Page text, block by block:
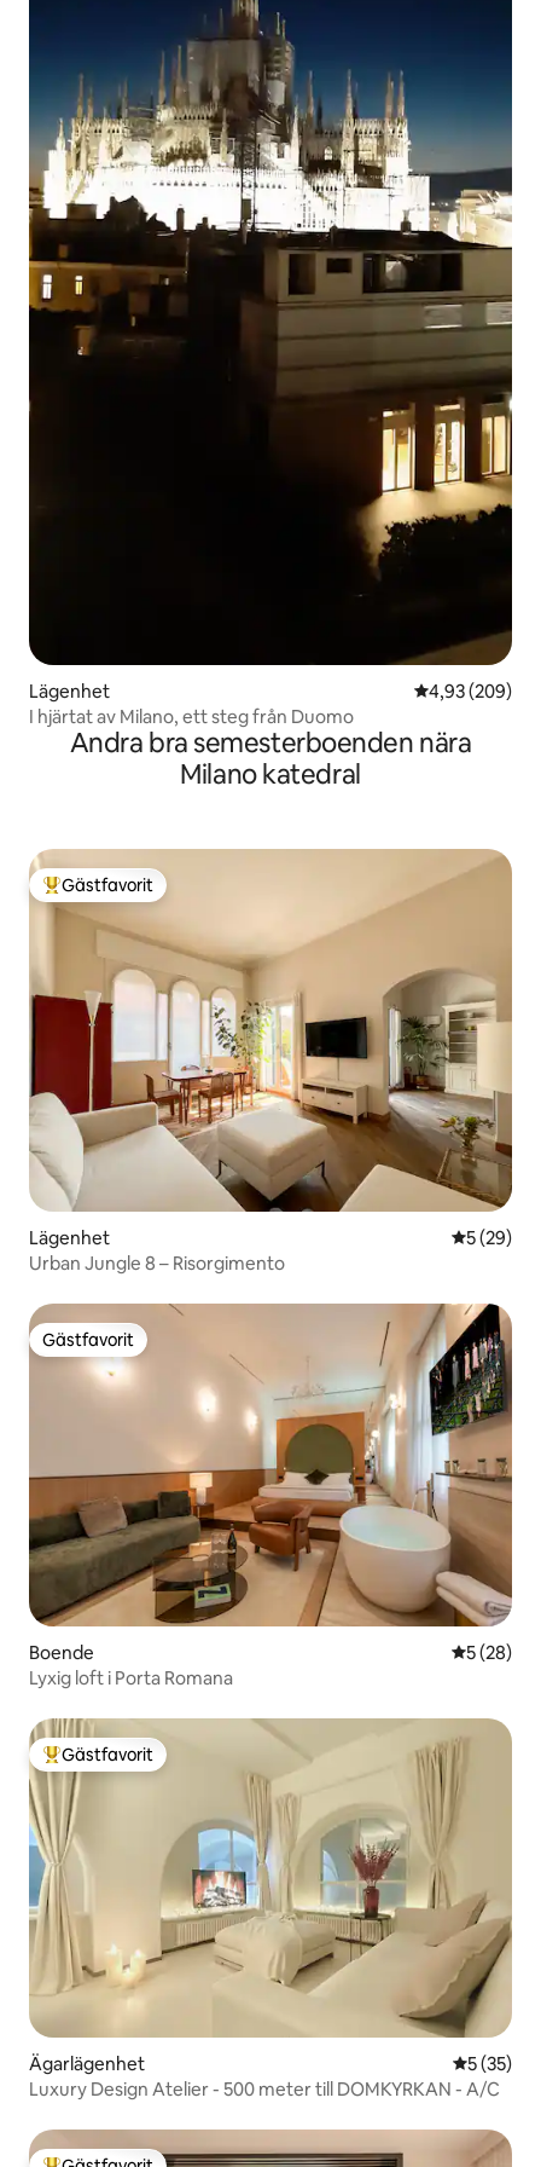
Lägenhet 4,93 av 5 i
4,93 (209)
I hjärtat av Milano, ett steg från Duomo
Andra bra semesterboenden nära
Milano katedral
Populär gästfavorit
Gästfavorit
Lägenhet 5 av 5 i
5 (29)
Urban Jungle 8 – Risorgimento
Gästfavorit
Gästfavorit
Boende 5 av 5 i
5 (28)
Lyxig loft i Porta Romana
Populär gästfavorit
Gästfavorit
Ägarlägenhet 5 av 5 i
5 (35)
Luxury Design Atelier - 500 meter till DOMKYRKAN - A/C